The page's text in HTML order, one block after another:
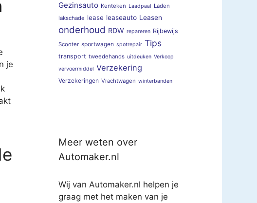
je
Gezinsauto Kenteken Laadpaal Laden
lakschade lease leaseauto Leasen
onderhoud RDW repareren Rijbewijs
Scooter sportwagen spotrepair Tips
transport tweedehands uitdeuken Verkoop
vervoermiddel Verzekering
Verzekeringen Vrachtwagen winterbanden
Meer weten over
Automaker.nl
Wij van Automaker.nl helpen je
graag met het maken van je